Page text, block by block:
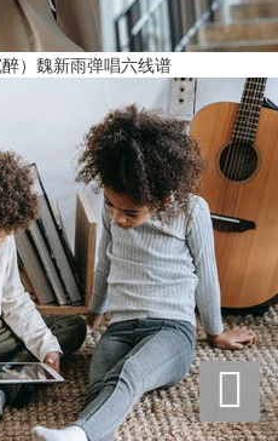
）魏新雨弹唱六线谱
